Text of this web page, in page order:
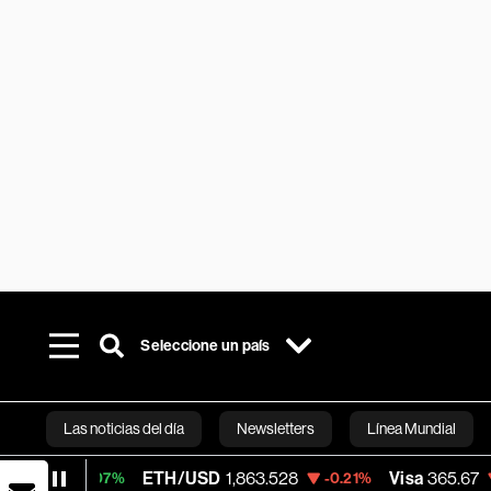
Seleccione un país
Las noticias del día Newsletters Línea Mundial
Bloomberg
ETH/USD 1,863.528 -0.21% Visa 365.67 -0.13%